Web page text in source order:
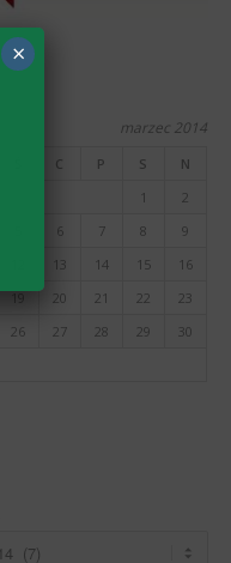
marzec 2014
C P S
N
1
2
6 7 8
9
13 14 15
16
19 20 21 22
23
26 27 28 29
30
×